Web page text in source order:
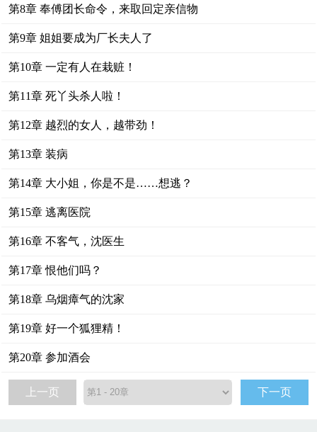
第8章 奉傅团长命令，来取回定亲信物
第9章 姐姐要成为厂长夫人了
第10章 一定有人在栽赃！
第11章 死丫头杀人啦！
第12章 越烈的女人，越带劲！
第13章 装病
第14章 大小姐，你是不是……想逃？
第15章 逃离医院
第16章 不客气，沈医生
第17章 恨他们吗？
第18章 乌烟瘴气的沈家
第19章 好一个狐狸精！
第20章 参加酒会
上一页 下一页